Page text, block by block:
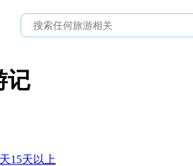
记
15天以上